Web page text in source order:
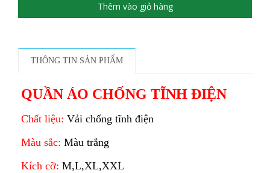
Thêm vào giỏ hàng
THÔNG TIN SẢN PHẨM
QUẦN ÁO CHỐNG TĨNH ĐIỆN
Chất liệu: Vải chống tĩnh điện
Màu sắc: Màu trắng
Kích cỡ: M,L,XL,XXL